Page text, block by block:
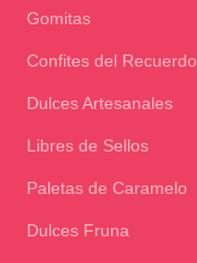
Gomitas
Confites del Recuerdo
Dulces Artesanales
Libres de Sellos
Paletas de Caramelo
Dulces Fruna